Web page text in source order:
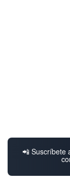
📲 Suscríbete